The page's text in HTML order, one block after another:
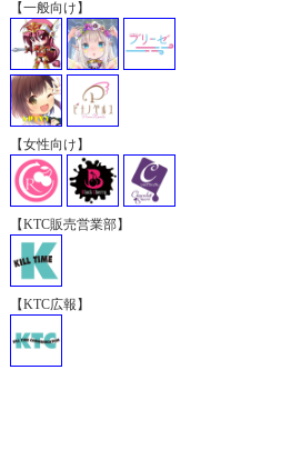
【一般向け】
【女性向け】
【KTC販売営業部】
【KTC広報】